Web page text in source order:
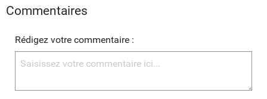
Commentaires
Rédigez votre commentaire :